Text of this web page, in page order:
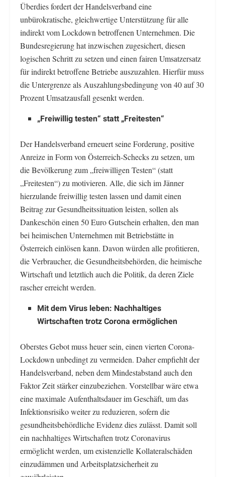
Überdies fordert der Handelsverband eine
unbürokratische, gleichwertige Unterstützung für alle
indirekt vom Lockdown betroffenen Unternehmen. Die
Bundesregierung hat inzwischen zugesichert, diesen
logischen Schritt zu setzen und einen fairen Umsatzersatz
für indirekt betroffene Betriebe auszuzahlen. Hierfür muss
die Untergrenze als Auszahlungsbedingung von 40 auf 30
Prozent Umsatzausfall gesenkt werden.
„Freiwillig testen“ statt „Freitesten“
Der Handelsverband erneuert seine Forderung, positive
Anreize in Form von Österreich-Schecks zu setzen, um
die Bevölkerung zum „freiwilligen Testen“ (statt
„Freitesten“) zu motivieren. Alle, die sich im Jänner
hierzulande freiwillig testen lassen und damit einen
Beitrag zur Gesundheitssituation leisten, sollen als
Dankeschön einen 50 Euro Gutschein erhalten, den man
bei heimischen Unternehmen mit Betriebstätte in
Österreich einlösen kann. Davon würden alle profitieren,
die Verbraucher, die Gesundheitsbehörden, die heimische
Wirtschaft und letztlich auch die Politik, da deren Ziele
rascher erreicht werden.
Mit dem Virus leben: Nachhaltiges
Wirtschaften trotz Corona ermöglichen
Oberstes Gebot muss heuer sein, einen vierten Corona-
Lockdown unbedingt zu vermeiden. Daher empfiehlt der
Handelsverband, neben dem Mindestabstand auch den
Faktor Zeit stärker einzubeziehen. Vorstellbar wäre etwa
eine maximale Aufenthaltsdauer im Geschäft, um das
Infektionsrisiko weiter zu reduzieren, sofern die
gesundheitsbehördliche Evidenz dies zulässt. Damit soll
ein nachhaltiges Wirtschaften trotz Coronavirus
ermöglicht werden, um existenzielle Kollateralschäden
einzudämmen und Arbeitsplatzsicherheit zu